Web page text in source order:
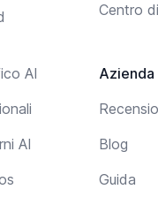
AI
AI
Centro
Azienda
Blog
Guida